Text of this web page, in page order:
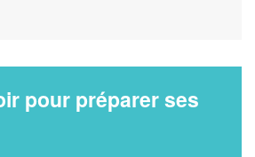
pour préparer ses